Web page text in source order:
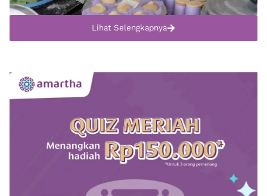
Lihat Selengkapnya